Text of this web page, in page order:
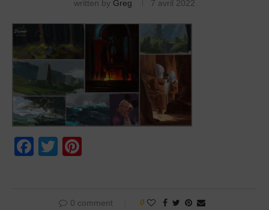
written by Greg 7 avril 2022
Facebook
Twitter
0 comment 0